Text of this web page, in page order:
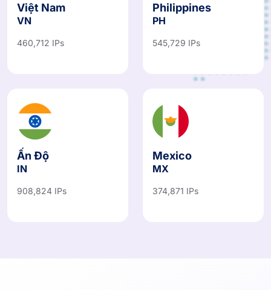
Việt Nam
VN
460,712 IPs
Philippines
PH
545,729 IPs
Ấn Độ
IN
908,824 IPs
Mexico
MX
374,871 IPs